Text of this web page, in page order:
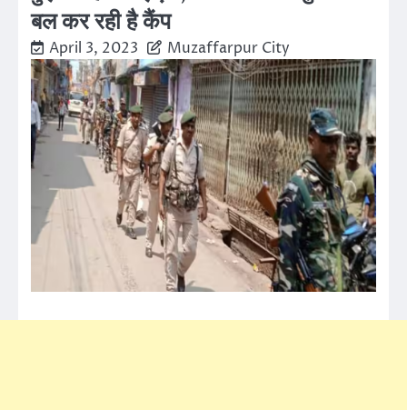
बल कर रही है कैंप
April 3, 2023 Muzaffarpur City